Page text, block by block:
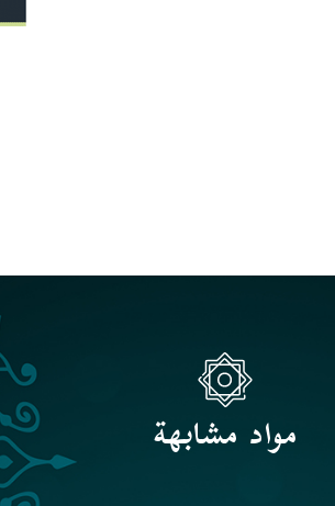
مواد مشابهة